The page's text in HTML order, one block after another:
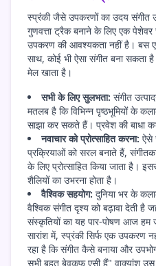
स्प्रंकी जैसे उपकरणों का उदय संगीत
गुणवत्ता ट्रैक बनाने के लिए एक
उपकरण की आवश्यकता नहीं है। बस
साथ, कोई भी ऐसा संगीत बना सकता
मेल खाता है।
सभी के लिए सुलभता: संगीत
मतलब है कि विभिन्न पृष्ठभूमियों के
साझा कर सकते हैं। प्रवेश की बाधा
नवाचार को प्रोत्साहित करना: ऐसे
प्रक्रियाओं को सरल बनाते हैं,
के लिए प्रोत्साहित किया जाता है।
शैलियों का उभरना होता है।
वैश्विक सहयोग: दुनिया भर के
वैश्विक संगीत दृश्य को बढ़ावा देती है
संस्कृतियों का यह पार-पोषण आज
सारांश में, स्प्रंकी सिर्फ एक उपकरण
रहा है कि संगीत कैसे बनाया और
सभी बहुत बेवकूफ एसी हैं" वाक्यांश उस